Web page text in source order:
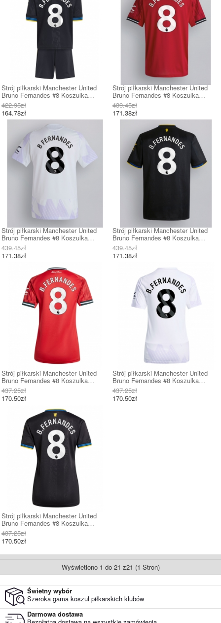
Strój piłkarski Manchester United
Bruno Fernandes #8 Koszulka
Trzeciej dziecięce 2025-26 Krótki
Rękaw (+ Krótkie spodenki)
422.95zł
164.78zł
Strój piłkarski Manchester United
Bruno Fernandes #8 Koszulka
Podstawowej 2025-26 Krótki Rękaw
439.45zł
171.38zł
Strój piłkarski Manchester United
Bruno Fernandes #8 Koszulka
Wyjazdowej 2025-26 Krótki Rękaw
439.45zł
171.38zł
Strój piłkarski Manchester United
Bruno Fernandes #8 Koszulka
Trzeciej 2025-26 Krótki Rękaw
439.45zł
171.38zł
Strój piłkarski Manchester United
Bruno Fernandes #8 Koszulka
Podstawowej damskie 2025-26 Krótki
Rękaw
437.25zł
170.50zł
Strój piłkarski Manchester United
Bruno Fernandes #8 Koszulka
Wyjazdowej damskie 2025-26 Krótki
Rękaw
437.25zł
170.50zł
Strój piłkarski Manchester United
Bruno Fernandes #8 Koszulka
Trzeciej damskie 2025-26 Krótki
Rękaw
437.25zł
170.50zł
Wyświetlono 1 do 21 z21 (1 Stron)
Świetny wybór
Szeroka gama koszul piłkarskich klubów
Darmowa dostawa